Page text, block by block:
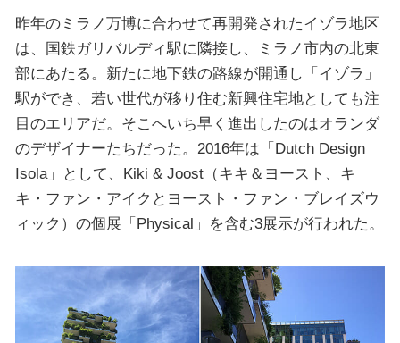
昨年のミラノ万博に合わせて再開発されたイゾラ地区
は、国鉄ガリバルディ駅に隣接し、ミラノ市内の北東
部にあたる。新たに地下鉄の路線が開通し「イゾラ」
駅ができ、若い世代が移り住む新興住宅地としても注
目のエリアだ。そこへいち早く進出したのはオランダ
のデザイナーたちだった。2016年は「Dutch Design
Isola」として、Kiki & Joost（キキ＆ヨースト、キ
キ・ファン・アイクとヨースト・ファン・ブレイズウ
ィック）の個展「Physical」を含む3展示が行われた。